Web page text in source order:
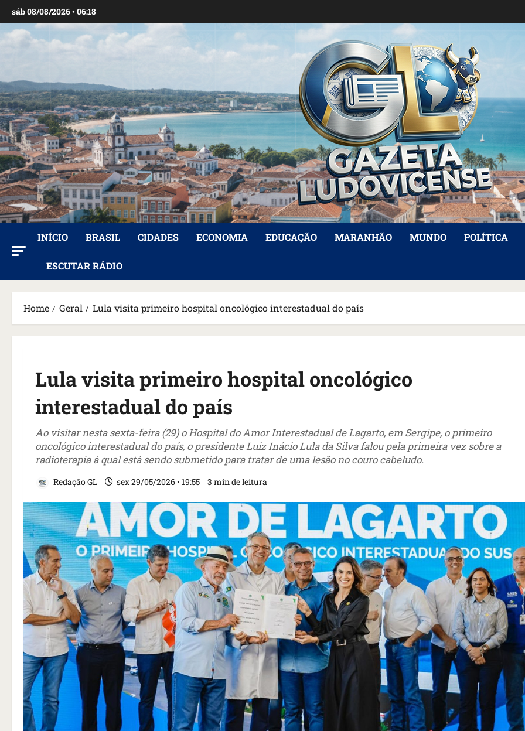
para
sáb 08/08/2026 • 06:18
INÍCIO BRASIL CIDADES ECONOMIA EDUCAÇÃO MARANHÃO MUNDO POLÍTICA
ESCUTAR RÁDIO
Home Geral Lula visita primeiro hospital oncológico interestadual do país
Lula visita primeiro hospital oncológico
interestadual do país
Ao visitar nesta sexta-feira (29) o Hospital do Amor Interestadual de Lagarto, em Sergipe, o primeiro
oncológico interestadual do país, o presidente Luiz Inácio Lula da Silva falou pela primeira vez sobre a
radioterapia à qual está sendo submetido para tratar de uma lesão no couro cabeludo.
Redação GL sex 29/05/2026 • 19:55 3 min de leitura